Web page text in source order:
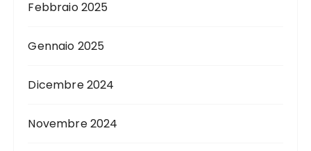
Febbraio 2025
Gennaio 2025
Dicembre 2024
Novembre 2024